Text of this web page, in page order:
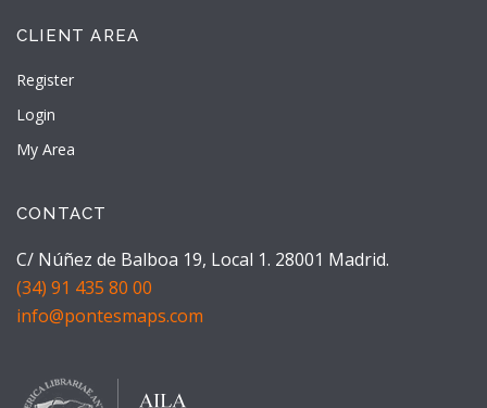
CLIENT AREA
Register
Login
My Area
CONTACT
C/ Núñez de Balboa 19, Local 1. 28001 Madrid.
(34) 91 435 80 00
info@pontesmaps.com